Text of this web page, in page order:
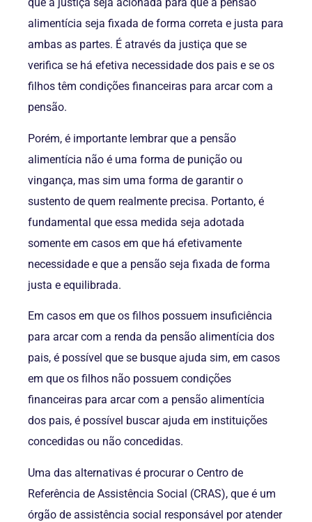
que a justiça seja acionada para que a pensão
alimentícia seja fixada de forma correta e justa para
ambas as partes. É através da justiça que se
verifica se há efetiva necessidade dos pais e se os
filhos têm condições financeiras para arcar com a
pensão.
Porém, é importante lembrar que a pensão
alimentícia não é uma forma de punição ou
vingança, mas sim uma forma de garantir o
sustento de quem realmente precisa. Portanto, é
fundamental que essa medida seja adotada
somente em casos em que há efetivamente
necessidade e que a pensão seja fixada de forma
justa e equilibrada.
Em casos em que os filhos possuem insuficiência
para arcar com a renda da pensão alimentícia dos
pais, é possível que se busque ajuda sim, em casos
em que os filhos não possuem condições
financeiras para arcar com a pensão alimentícia
dos pais, é possível buscar ajuda em instituições
concedidas ou não concedidas.
Uma das alternativas é procurar o Centro de
Referência de Assistência Social (CRAS), que é um
órgão de assistência social responsável por atender